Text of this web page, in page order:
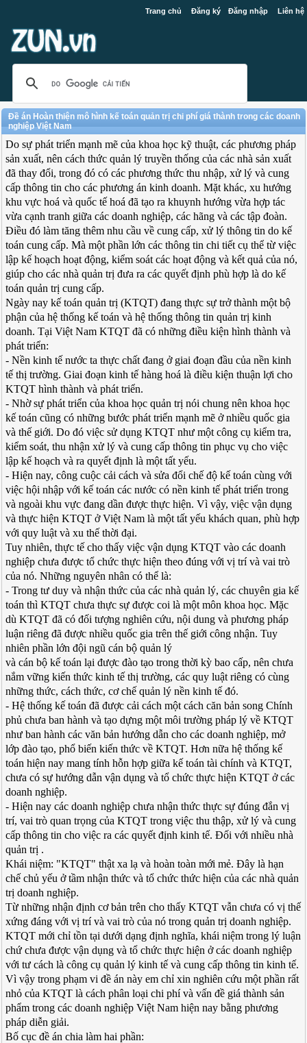
Trang chủ Đăng ký Đăng nhập Liên hệ
Đề án Hoàn thiện mô hình kế toán quản trị chi phí giá thành trong các doanh
nghiệp Việt Nam
Do sự phát triển mạnh mẽ của khoa học kỹ thuật, các phương pháp
sản xuất, nên cách thức quản lý truyền thống của các nhà sản xuất
đã thay đổi, trong đó có các phương thức thu nhập, xử lý và cung
cấp thông tin cho các phương án kinh doanh. Mặt khác, xu hướng
khu vực hoá và quốc tế hoá đã tạo ra khuynh hướng vừa hợp tác
vừa cạnh tranh giữa các doanh nghiệp, các hãng và các tập đoàn.
Điều đó làm tăng thêm nhu cầu về cung cấp, xử lý thông tin do kế
toán cung cấp. Mà một phần lớn các thông tin chi tiết cụ thể từ việc
lập kế hoạch hoạt động, kiểm soát các hoạt động và kết quả của nó,
giúp cho các nhà quản trị đưa ra các quyết định phù hợp là do kế
toán quản trị cung cấp.
Ngày nay kế toán quản trị (KTQT) đang thực sự trở thành một bộ
phận của hệ thống kế toán và hệ thống thông tin quản trị kinh
doanh. Tại Việt Nam KTQT đã có những điều kiện hình thành và
phát triển:
- Nền kinh tế nước ta thực chất đang ở giai đoạn đầu của nền kinh
tế thị trường. Giai đoạn kinh tế hàng hoá là điều kiện thuận lợi cho
KTQT hình thành và phát triển.
- Nhờ sự phát triển của khoa học quản trị nói chung nên khoa học
kế toán cũng có những bước phát triển mạnh mẽ ở nhiều quốc gia
và thế giới. Do đó việc sử dụng KTQT như một công cụ kiểm tra,
kiểm soát, thu nhận xử lý và cung cấp thông tin phục vụ cho việc
lập kế hoạch và ra quyết định là một tất yếu.
- Hiện nay, công cuộc cải cách và sửa đổi chế độ kế toán cùng với
việc hội nhập với kế toán các nước có nền kinh tế phát triển trong
và ngoài khu vực đang dần được thực hiện. Vì vậy, việc vận dụng
và thực hiện KTQT ở Việt Nam là một tất yếu khách quan, phù hợp
với quy luật và xu thế thời đại.
Tuy nhiên, thực tế cho thấy việc vận dụng KTQT vào các doanh
nghiệp chưa được tổ chức thực hiện theo đúng với vị trí và vai trò
của nó. Những nguyên nhân có thể là:
- Trong tư duy và nhận thức của các nhà quản lý, các chuyên gia kế
toán thì KTQT chưa thực sự được coi là một môn khoa học. Mặc
dù KTQT đã có đối tượng nghiên cứu, nội dung và phương pháp
luận riêng đã được nhiều quốc gia trên thế giới công nhận. Tuy
nhiên phần lớn đội ngũ cán bộ quản lý
và cán bộ kế toán lại được đào tạo trong thời kỳ bao cấp, nên chưa
nắm vững kiến thức kinh tế thị trường, các quy luật riêng có cùng
những thức, cách thức, cơ chế quản lý nền kinh tế đó.
- Hệ thống kế toán đã được cải cách một cách căn bản song Chính
phủ chưa ban hành và tạo dựng một môi trường pháp lý về KTQT
như ban hành các văn bản hướng dẫn cho các doanh nghiệp, mở
lớp đào tạo, phổ biến kiến thức về KTQT. Hơn nữa hệ thống kế
toán hiện nay mang tính hỗn hợp giữa kế toán tài chính và KTQT,
chưa có sự hướng dẫn vận dụng và tổ chức thực hiện KTQT ở các
doanh nghiệp.
- Hiện nay các doanh nghiệp chưa nhận thức thực sự đúng đắn vị
trí, vai trò quan trọng của KTQT trong việc thu thập, xử lý và cung
cấp thông tin cho việc ra các quyết định kinh tế. Đối với nhiều nhà
quản trị .
Khái niệm: "KTQT" thật xa lạ và hoàn toàn mới mẻ. Đây là hạn
chế chủ yếu ở tầm nhận thức và tổ chức thức hiện của các nhà quản
trị doanh nghiệp.
Từ những nhận định cơ bản trên cho thấy KTQT vẫn chưa có vị thế
xứng đáng với vị trí và vai trò của nó trong quản trị doanh nghiệp.
KTQT mới chỉ tồn tại dưới dạng định nghĩa, khái niệm trong lý luận
chứ chưa được vận dụng và tổ chức thực hiện ở các doanh nghiệp
với tư cách là công cụ quản lý kinh tế và cung cấp thông tin kinh tế.
Vì vậy trong phạm vi đề án này em chỉ xin nghiên cứu một phần rất
nhỏ của KTQT là cách phân loại chi phí và vấn đề giá thành sản
phẩm trong các doanh nghiệp Việt Nam hiện nay bằng phương
pháp diễn giải.
Bố cục đề án chia làm hai phần: